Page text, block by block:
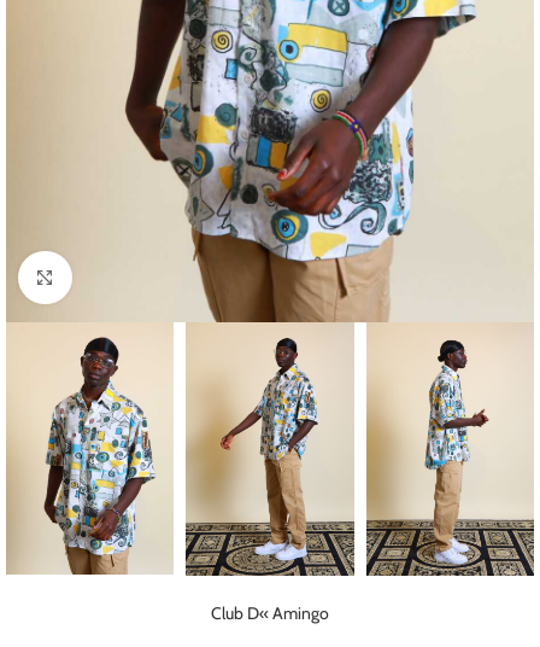
Klick zum Vergrößern
Club D« Amingo